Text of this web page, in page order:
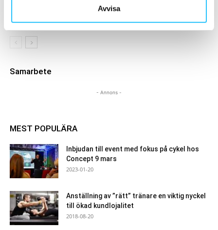
Avvisa
på en ny nivå
Samarbete
- Annons -
MEST POPULÄRA
Inbjudan till event med fokus på cykel hos
Concept 9 mars
2023-01-20
Anställning av ”rätt” tränare en viktig nyckel
till ökad kundlojalitet
2018-08-20